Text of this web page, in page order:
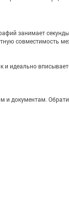
занимает
совместимость
идеально
документам.